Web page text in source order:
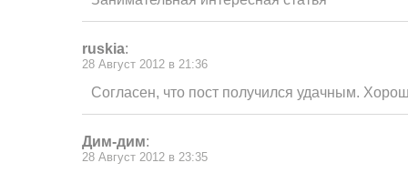
ruskia:
28 Август 2012 в 21:36
Согласен, что пост получился удачным.
Дим-дим:
28 Август 2012 в 23:35